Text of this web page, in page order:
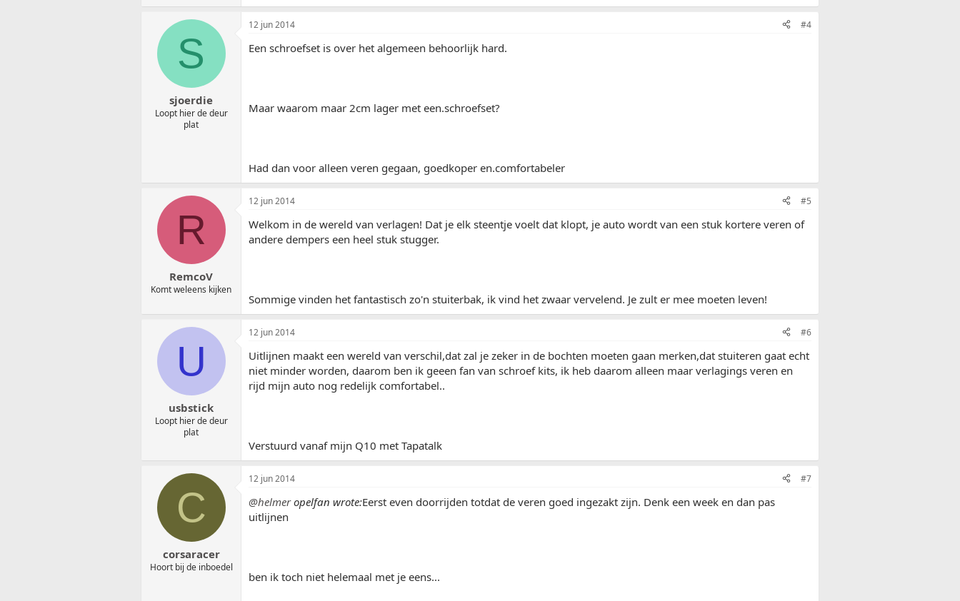
S
sjoerdie
Loopt hier de deur
plat
12 jun 2014 #4
Een schroefset is over het algemeen behoorlijk hard.
Maar waarom maar 2cm lager met een.schroefset?
Had dan voor alleen veren gegaan, goedkoper en.comfortabeler
R
RemcoV
Komt weleens kijken
12 jun 2014 #5
Welkom in de wereld van verlagen! Dat je elk steentje voelt dat klopt, je auto wordt van een stuk kortere veren of
andere dempers een heel stuk stugger.
Sommige vinden het fantastisch zo'n stuiterbak, ik vind het zwaar vervelend. Je zult er mee moeten leven!
U
usbstick
Loopt hier de deur
plat
12 jun 2014 #6
Uitlijnen maakt een wereld van verschil,dat zal je zeker in de bochten moeten gaan merken,dat stuiteren gaat echt
niet minder worden, daarom ben ik geeen fan van schroef kits, ik heb daarom alleen maar verlagings veren en
rijd mijn auto nog redelijk comfortabel..
Verstuurd vanaf mijn Q10 met Tapatalk
C
corsaracer
Hoort bij de inboedel
12 jun 2014 #7
@helmeropelfan wrote:Eerst even doorrijden totdat de veren goed ingezakt zijn. Denk een week en dan pas
uitlijnen
ben ik toch niet helemaal met je eens...